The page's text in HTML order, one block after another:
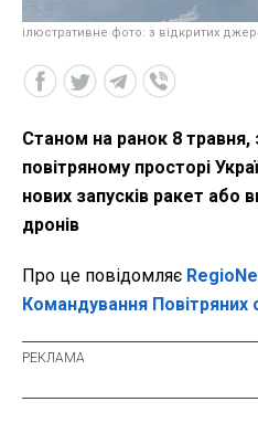
ілюстративне фото: з відкритих
Станом на ранок 8 травня,
повітряному просторі
нових запусків ракет або
дронів
Про це повідомляє
Командування Повітряних